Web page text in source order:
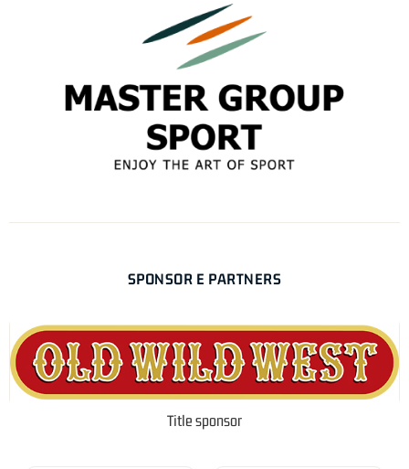
SPONSOR E PARTNERS
Title sponsor